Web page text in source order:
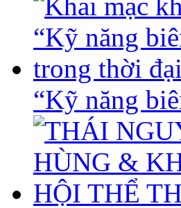
“Kỹ năng